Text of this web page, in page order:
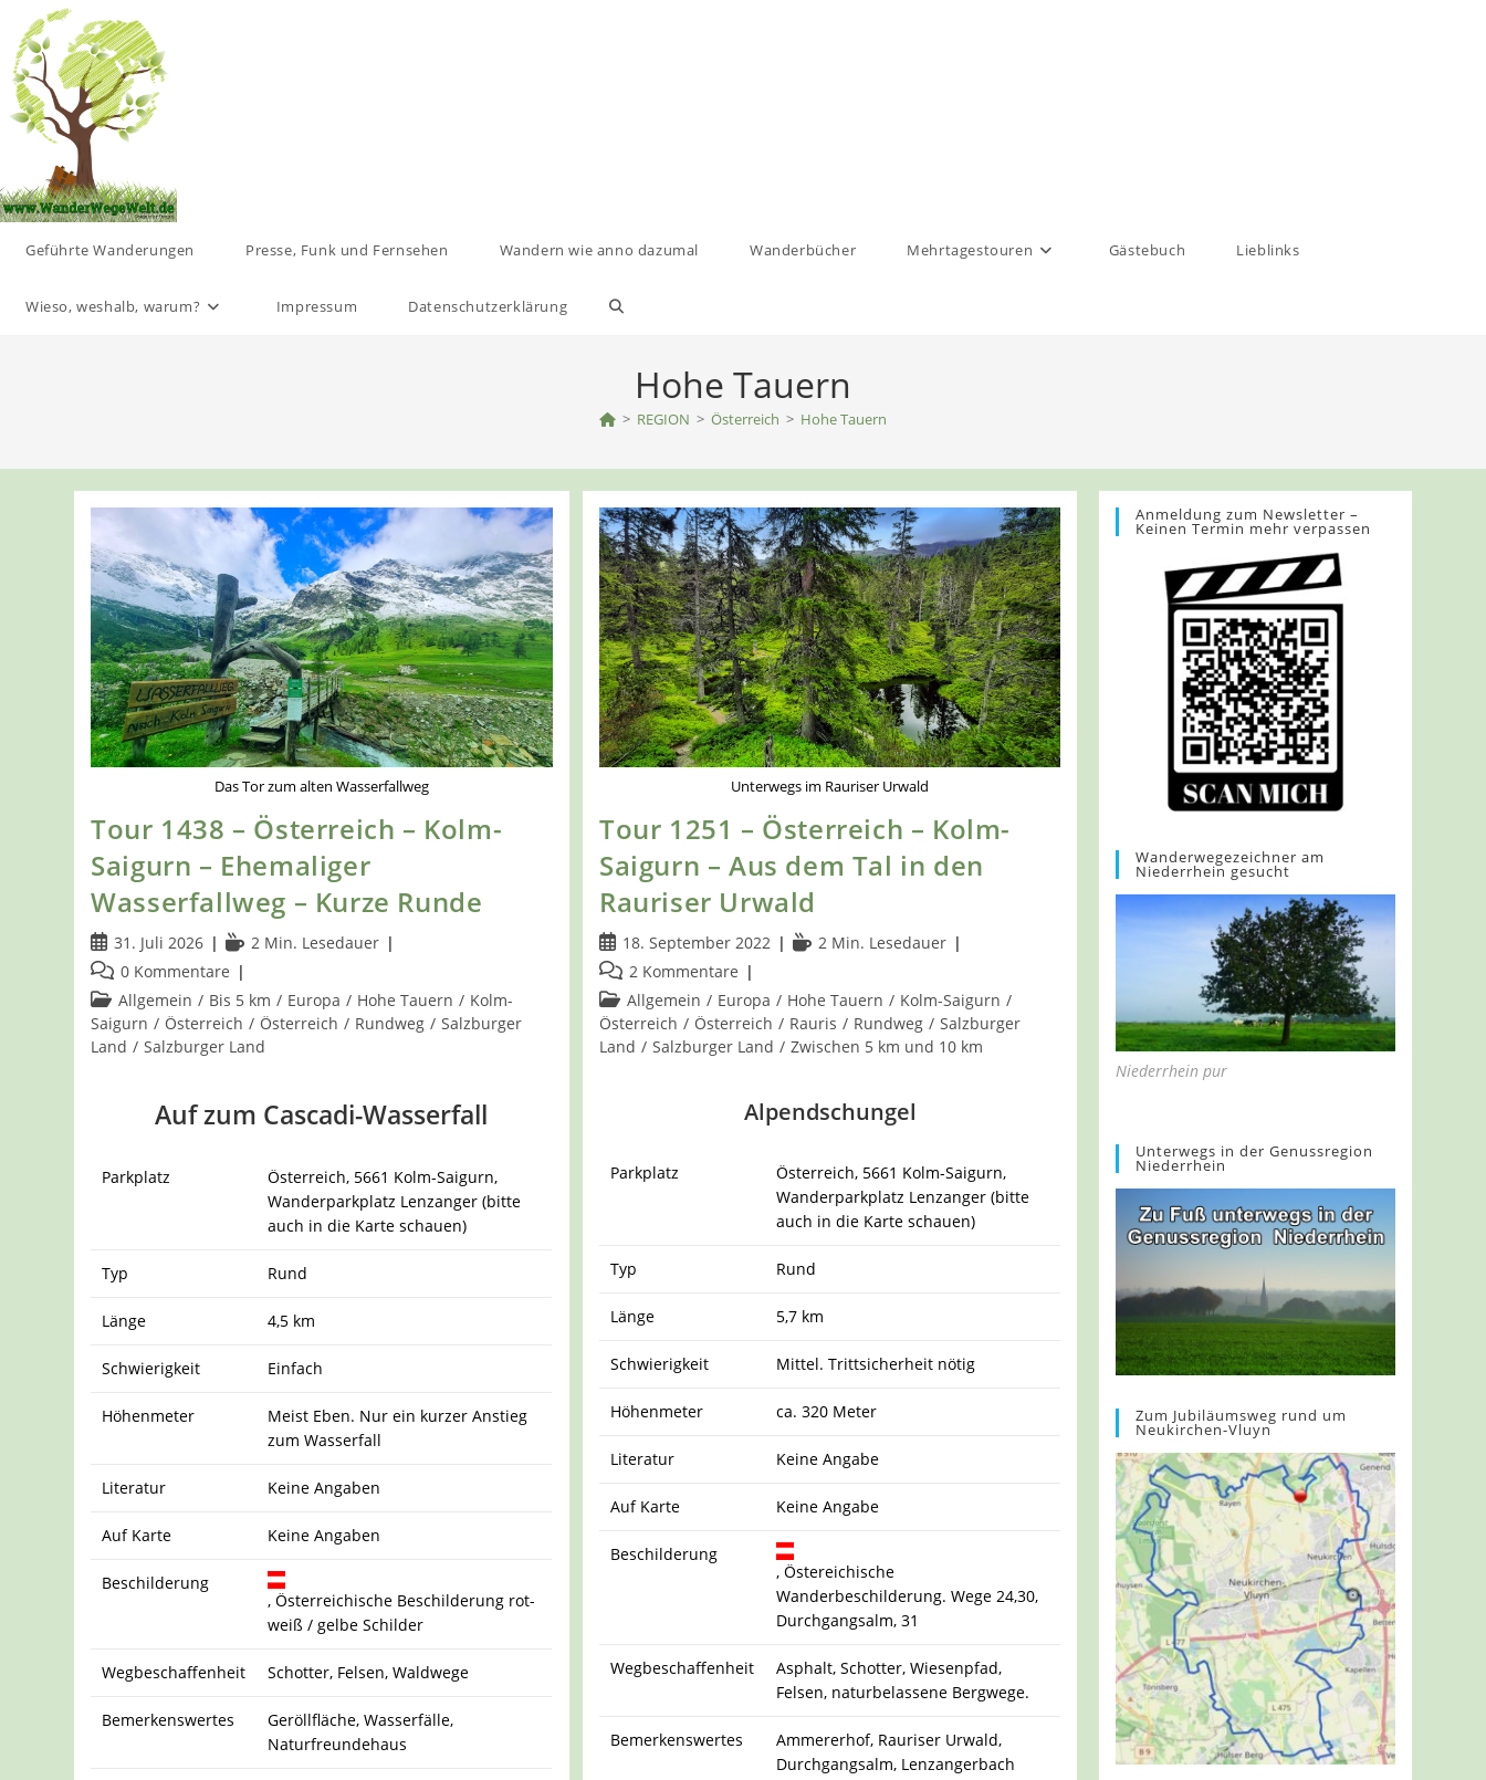
Inhalt
springen
Geführte Wanderungen Presse, Funk und Fernsehen Wandern wie anno dazumal Wanderbücher Mehrtagestouren Gästebuch Lieblinks
Wieso, weshalb, warum? Impressum Datenschutzerklärung Website-
umschalten
Hohe Tauern
> REGION > Österreich > Hohe Tauern
Das Tor zum alten Wasserfallweg
Tour 1438 – Österreich – Kolm-
Saigurn – Ehemaliger
Wasserfallweg – Kurze Runde
Beitrag
veröffentlicht:
31. Juli 2026 Lesedauer:
2 Min. Lesedauer
Beitrags-
Kommentare:
0 Kommentare
Beitrags-
Kategorie:
Allgemein / Bis 5 km / Europa / Hohe Tauern / Kolm-
Saigurn / Österreich / Österreich / Rundweg / Salzburger
Land / Salzburger Land
Auf zum Cascadi-Wasserfall
Parkplatz
Österreich, 5661 Kolm-Saigurn,
Wanderparkplatz Lenzanger (bitte
auch in die Karte schauen)
Typ Rund
Länge 4,5 km
Schwierigkeit Einfach
Höhenmeter
Meist Eben. Nur ein kurzer Anstieg
zum Wasserfall
Literatur Keine Angaben
Auf Karte Keine Angaben
Beschilderung
, Österreichische Beschilderung rot-
weiß / gelbe Schilder
Wegbeschaffenheit Schotter, Felsen, Waldwege
Bemerkenswertes
Geröllfläche, Wasserfälle,
Naturfreundehaus
Unterwegs im Rauriser Urwald
Tour 1251 – Österreich – Kolm-
Saigurn – Aus dem Tal in den
Rauriser Urwald
Beitrag
veröffentlicht:
18. September 2022 Lesedauer:
2 Min. Lesedauer
Beitrags-
Kommentare:
2 Kommentare
Beitrags-
Kategorie:
Allgemein / Europa / Hohe Tauern / Kolm-Saigurn /
Österreich / Österreich / Rauris / Rundweg / Salzburger
Land / Salzburger Land / Zwischen 5 km und 10 km
Alpendschungel
Parkplatz
Österreich, 5661 Kolm-Saigurn,
Wanderparkplatz Lenzanger (bitte
auch in die Karte schauen)
Typ Rund
Länge 5,7 km
Schwierigkeit Mittel. Trittsicherheit nötig
Höhenmeter ca. 320 Meter
Literatur Keine Angabe
Auf Karte Keine Angabe
Beschilderung
, Östereichische
Wanderbeschilderung. Wege 24,30,
Durchgangsalm, 31
Wegbeschaffenheit
Asphalt, Schotter, Wiesenpfad,
Felsen, naturbelassene Bergwege.
Bemerkenswertes
Ammererhof, Rauriser Urwald,
Durchgangsalm, Lenzangerbach
Anmeldung zum Newsletter –
Keinen Termin mehr verpassen
Wanderwegezeichner am
Niederrhein gesucht
Niederrhein pur
Unterwegs in der Genussregion
Niederrhein
Zum Jubiläumsweg rund um
Neukirchen-Vluyn